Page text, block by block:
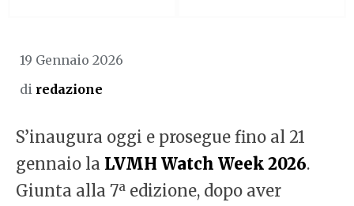
19 Gennaio 2026
di redazione
S’inaugura oggi e prosegue fino al 21
gennaio la LVMH Watch Week 2026.
Giunta alla 7a edizione, dopo aver